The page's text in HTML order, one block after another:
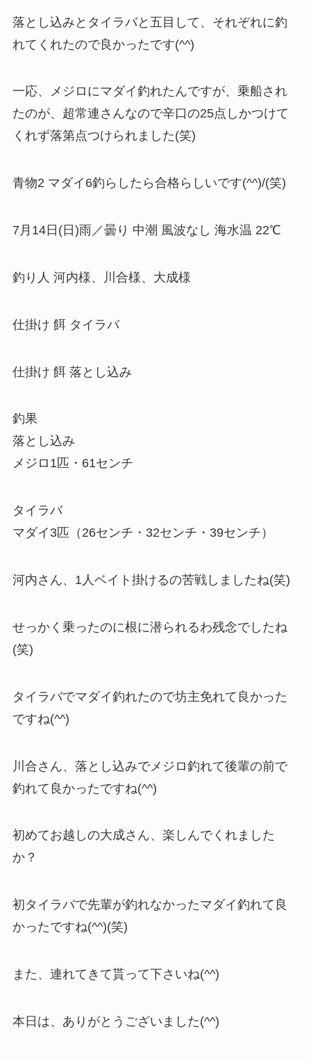
落とし込みとタイラバと五目して、それぞれに釣
れてくれたので良かったです(^^)
一応、メジロにマダイ釣れたんですが、乗船され
たのが、超常連さんなので辛口の25点しかつけて
くれず落第点つけられました(笑)
青物2 マダイ6釣らしたら合格らしいです(^^)/(笑)
7月14日(日)雨／曇り 中潮 風波なし 海水温 22℃
釣り人 河内様、川合様、大成様
仕掛け 餌 タイラバ
仕掛け 餌 落とし込み
釣果
落とし込み
メジロ1匹・61センチ
タイラバ
マダイ3匹（26センチ・32センチ・39センチ）
河内さん、1人ベイト掛けるの苦戦しましたね(笑)
せっかく乗ったのに根に潜られるわ残念でしたね
(笑)
タイラバでマダイ釣れたので坊主免れて良かった
ですね(^^)
川合さん、落とし込みでメジロ釣れて後輩の前で
釣れて良かったですね(^^)
初めてお越しの大成さん、楽しんでくれました
か？
初タイラバで先輩が釣れなかったマダイ釣れて良
かったですね(^^)(笑)
また、連れてきて貰って下さいね(^^)
本日は、ありがとうございました(^^)